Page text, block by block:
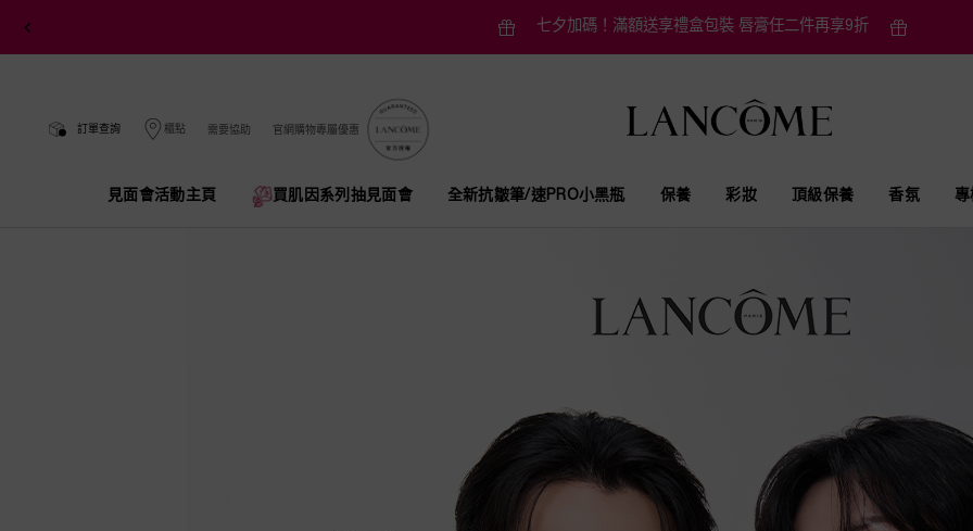
七夕加碼！滿額送享禮盒包裝 唇膏任二件再享9折
訂單查詢 櫃點 需要協助 官網購物專屬優惠
見面會活動主頁 買肌因系列抽見面會​ 全新抗皺筆/速PRO小黑瓶 保養 彩妝 頂級保養 香氛 專